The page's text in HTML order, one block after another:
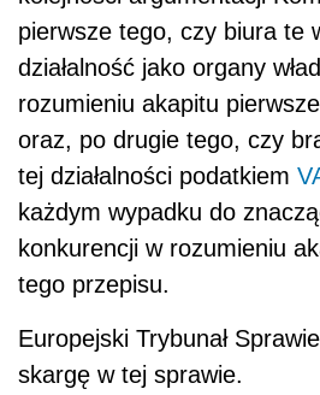
pierwsze tego, czy biura te
działalność jako organy
rozumieniu akapitu
oraz, po drugie tego, czy
tej działalności podatkiem
każdym wypadku do
konkurencji w rozumieniu
tego przepisu.
Europejski Trybunał
skargę w tej sprawie.